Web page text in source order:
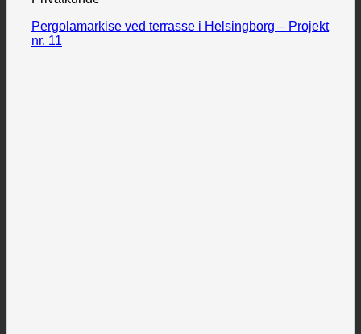
Pergolamarkise ved terrasse i Helsingborg – Projekt
nr. 11